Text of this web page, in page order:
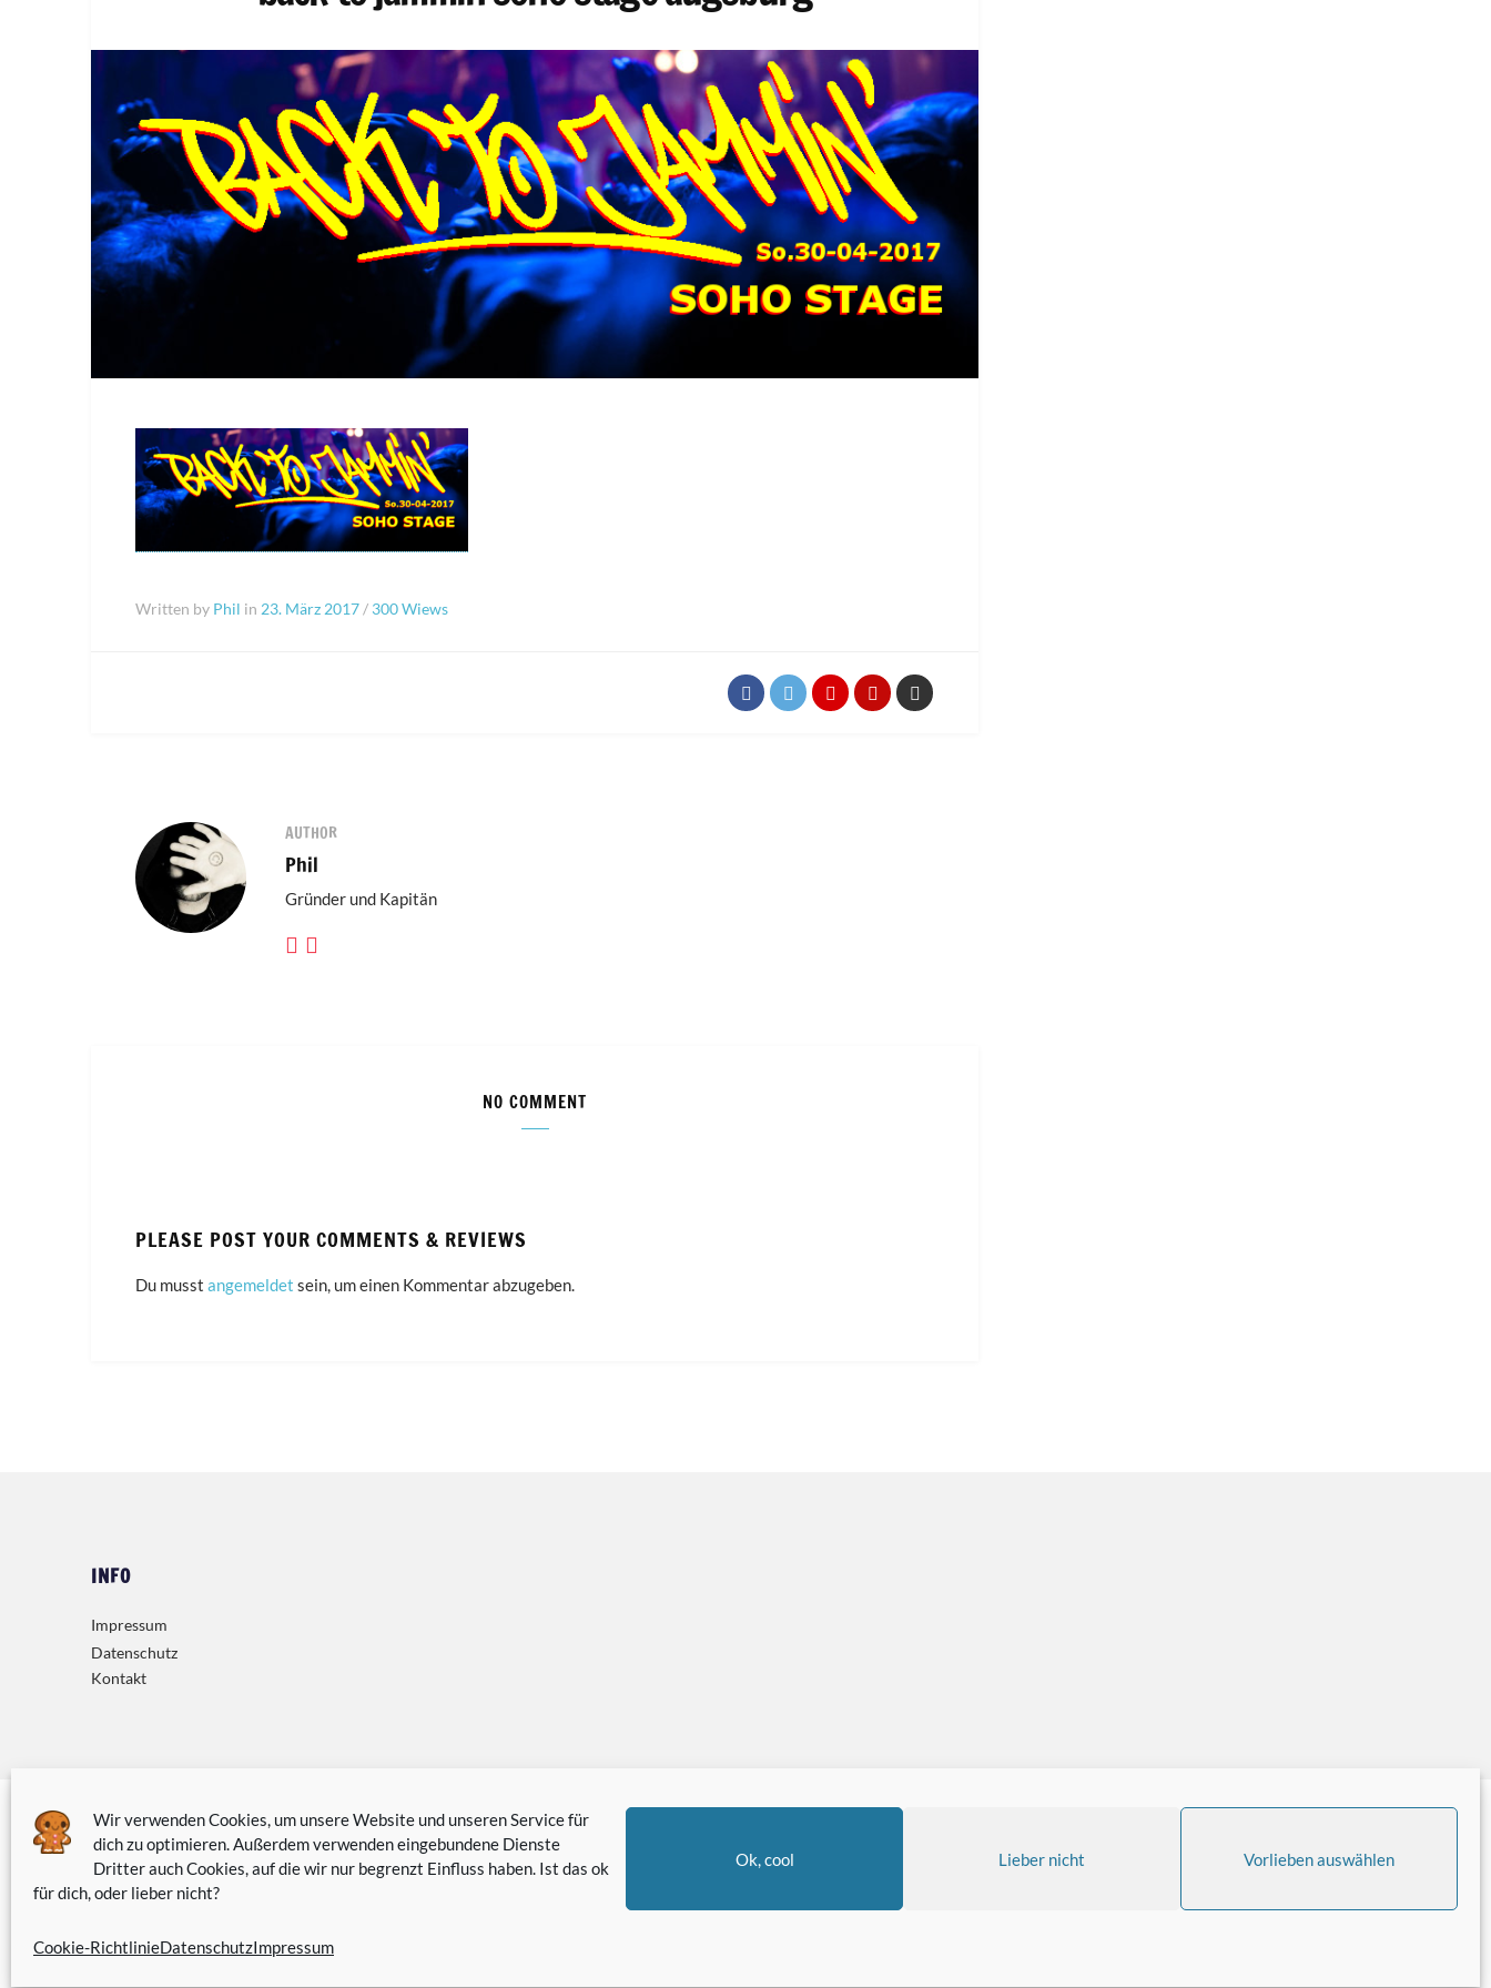
Wir verwenden Cookies, um unsere Website und unseren Service für
dich zu optimieren. Außerdem verwenden eingebundene Dienste
Dritter auch Cookies, auf die wir nur begrenzt Einfluss haben. Ist das ok
für dich, oder lieber nicht?
Ok, cool Lieber nicht Vorlieben auswählen
Cookie-RichtlinieDatenschutzImpressum
Written by Phil in 23. März 2017 / 300 Wiews
AUTHOR
Phil
Gründer und Kapitän
NO COMMENT
PLEASE POST YOUR COMMENTS & REVIEWS
Du musst angemeldet sein, um einen Kommentar abzugeben.
INFO
Impressum
Datenschutz
Kontakt